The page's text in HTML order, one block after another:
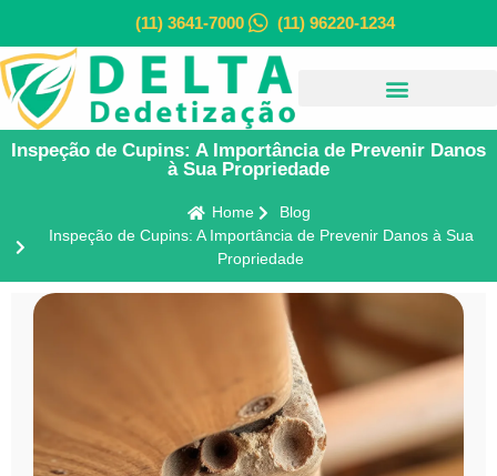
(11) 3641-7000 (11) 96220-1234
Inspeção de Cupins: A Importância de Prevenir Danos
à Sua Propriedade
Home
Blog
Inspeção de Cupins: A Importância de Prevenir Danos à Sua
Propriedade